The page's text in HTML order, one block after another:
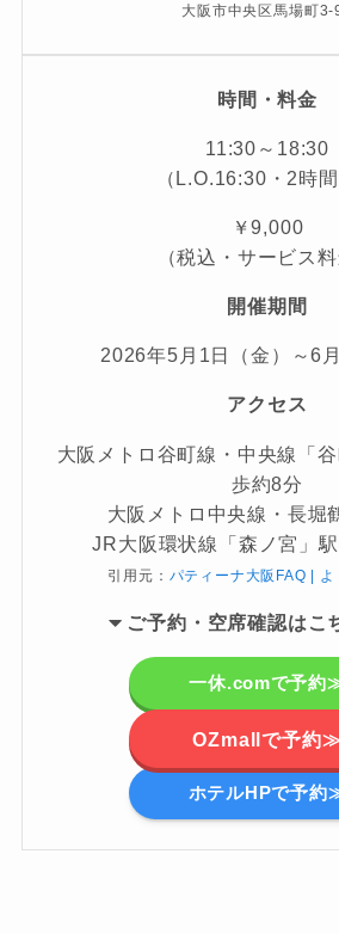
大阪市中央区馬場町3-
時間・料金
11:30～18:30
（L.O.16:30・2時間
￥9,000
（税込・サービス料
開催期間
2026年5月1日（金）～6
アクセス
大阪メトロ谷町線・中央線「
歩約8分
大阪メトロ中央線・長堀
JR大阪環状線「森ノ宮」
引用元： パティーナ大阪FAQ | よ
ご予約・空席確認はこ
一休.comで予約
OZmallで予約
ホテルHPで予約